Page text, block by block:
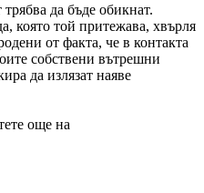
да бъде обикнат.
която той притежава, хвърля
от факта, че в контакта
собствени вътрешни
да излязат наяве
още на